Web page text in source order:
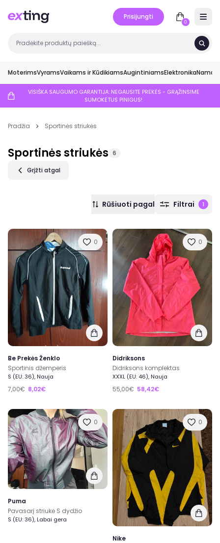
Prisijungti
0
MoterimsVyramsVaikams ir KūdikiamsAugintiniamsElektronikaNamai
VISIŠKA SAUGUMO GARANTIJA: NEGAUSITE PREKĖS - GRĄŽINSIME
SUMOKĖTUS PINIGUS!
Pradžia Sportinės striukės
Sportinės striukės 6
Grįžti atgal
Rūšiuoti pagal Filtrai 1
0
Be Prekės Ženklo
Sportinis džemperis
S (EU: 36), Nauja
7,00€ 8,02€
0
Didriksons
Didriksons komplektas
XXXL (EU: 46), Nauja
55,00€ 58,42€
0
Puma
Pavasarį striukė S dydžio
S (EU: 36), Labai gera
0
Nike